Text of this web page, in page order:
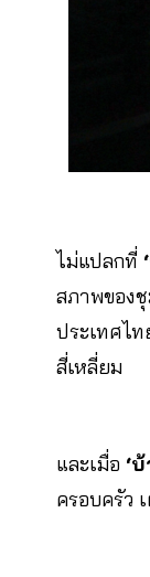
ไม่แปลกที่
สภาพของ
ประเทศไ
สี่เหลี่ยม
และเมื่อ ‘
ครอบครัว